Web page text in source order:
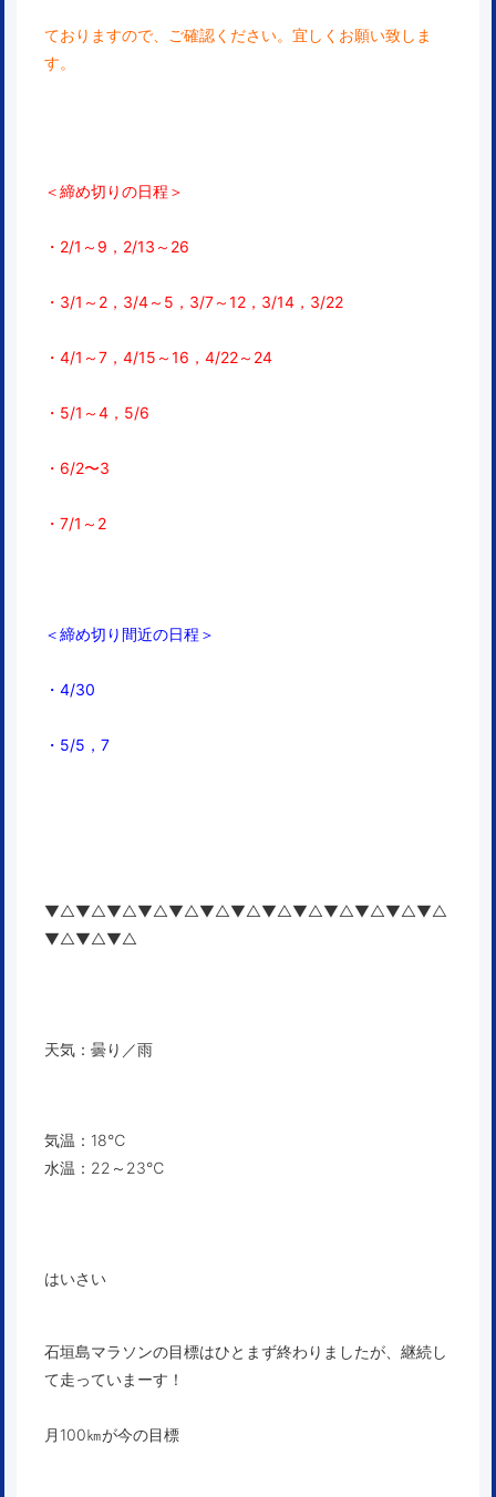
ておりますので、ご確認ください。宜しくお願い致しま
す。
＜締め切りの日程＞
・2/1～9，2/13～26
・3/1～2，3/4～5，3/7～12，3/14，3/22
・4/1～7，4/15～16，4/22～24
・5/1～4，5/6
・6/2〜3
・7/1～2
＜締め切り間近の日程＞
・4/30
・5/5，7
▼△▼△▼△▼△▼△▼△▼△▼△▼△▼△▼△▼△▼△
▼△▼△▼△
天気：曇り／雨
気温：18℃
水温：22～23℃
はいさい
石垣島マラソンの目標はひとまず終わりましたが、継続し
て走っていまーす！
月100㎞が今の目標